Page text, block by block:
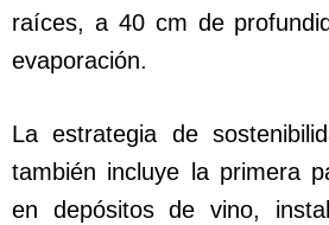
raíces, a 40 cm de
evaporación.
La estrategia de
también incluye la primera
en depósitos de vino,